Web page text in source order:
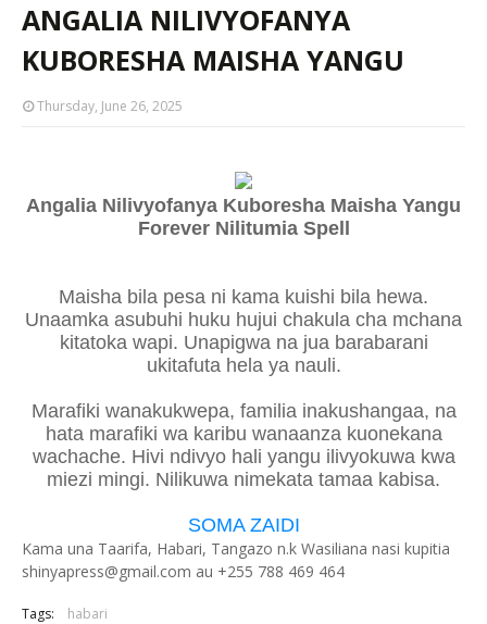
ANGALIA NILIVYOFANYA
KUBORESHA MAISHA YANGU
Thursday, June 26, 2025
Angalia Nilivyofanya Kuboresha Maisha Yangu
Forever Nilitumia Spell
Maisha bila pesa ni kama kuishi bila hewa.
Unaamka asubuhi huku hujui chakula cha mchana
kitatoka wapi. Unapigwa na jua barabarani
ukitafuta hela ya nauli.
Marafiki wanakukwepa, familia inakushangaa, na
hata marafiki wa karibu wanaanza kuonekana
wachache. Hivi ndivyo hali yangu ilivyokuwa kwa
miezi mingi. Nilikuwa nimekata tamaa kabisa.
SOMA ZAIDI
Kama una Taarifa, Habari, Tangazo n.k Wasiliana nasi kupitia
shinyapress@gmail.com au +255 788 469 464
Tags: habari